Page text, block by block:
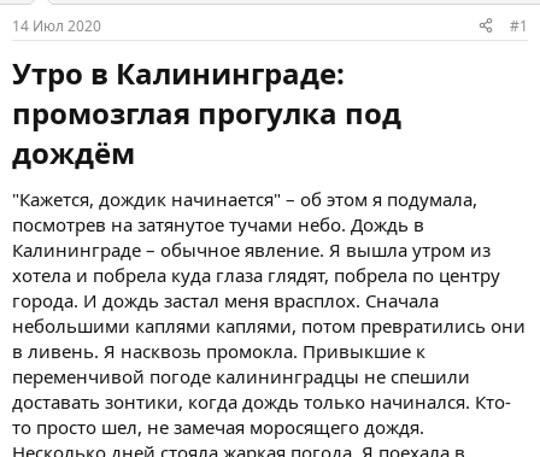
14 Июл 2020 #1
Утро в Калининграде:
промозглая прогулка под
дождём​
"Кажется, дождик начинается" – об этом я подумала,
посмотрев на затянутое тучами небо. Дождь в
Калининграде – обычное явление. Я вышла утром из
хотела и побрела куда глаза глядят, побрела по центру
города. И дождь застал меня врасплох. Сначала
небольшими каплями каплями, потом превратились они
в ливень. Я насквозь промокла. Привыкшие к
переменчивой погоде калининградцы не спешили
доставать зонтики, когда дождь только начинался. Кто-
то просто шел, не замечая моросящего дождя.
Несколько дней стояла жаркая погода. Я поехала в